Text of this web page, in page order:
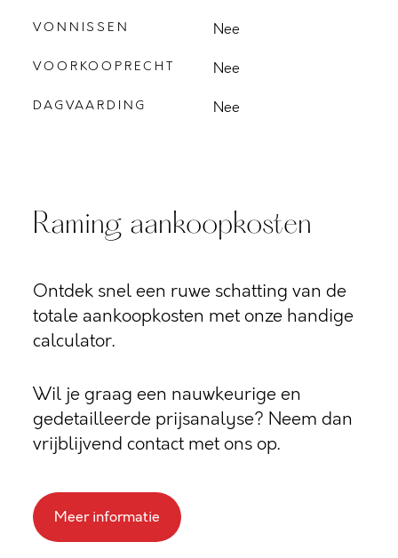
VONNISSEN Nee
VOORKOOPRECHT Nee
DAGVAARDING Nee
Raming aankoopkosten
Ontdek snel een ruwe schatting van de
totale aankoopkosten met onze handige
calculator.
Wil je graag een nauwkeurige en
gedetailleerde prijsanalyse? Neem dan
vrijblijvend contact met ons op.
Meer informatie